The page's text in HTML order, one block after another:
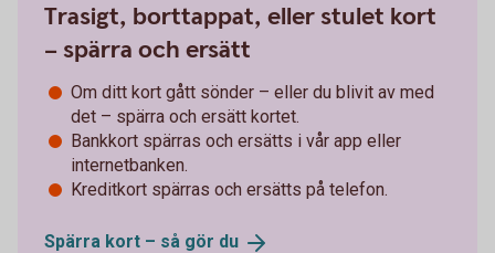
Trasigt, borttappat, eller stulet kort
– spärra och ersätt
Om ditt kort gått sönder – eller du blivit av med
det – spärra och ersätt kortet.
Bankkort spärras och ersätts i vår app eller
internetbanken.
Kreditkort spärras och ersätts på telefon.
Spärra kort – så gör du